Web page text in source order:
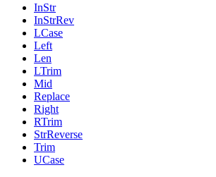
InStr
InStrRev
LCase
Left
Len
LTrim
Mid
Replace
Right
RTrim
StrReverse
Trim
UCase